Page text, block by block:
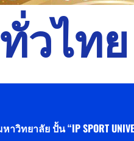
ไท
าวิทยาลัย ปั้น “IP SPORT